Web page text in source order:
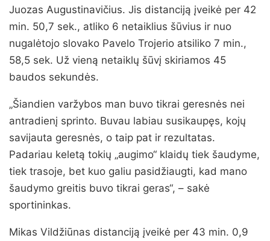
Juozas Augustinavičius. Jis distanciją įveikė per 42
min. 50,7 sek., atliko 6 netaiklius šūvius ir nuo
nugalėtojo slovako Pavelo Trojerio atsiliko 7 min.,
58,5 sek. Už vieną netaiklų šūvį skiriamos 45
baudos sekundės.
„Šiandien varžybos man buvo tikrai geresnės nei
antradienį sprinto. Buvau labiau susikaupęs, kojų
savijauta geresnės, o taip pat ir rezultatas.
Padariau keletą tokių „augimo“ klaidų tiek šaudyme,
tiek trasoje, bet kuo galiu pasidžiaugti, kad mano
šaudymo greitis buvo tikrai geras“, – sakė
sportininkas.
Mikas Vildžiūnas distanciją įveikė per 43 min. 0,9